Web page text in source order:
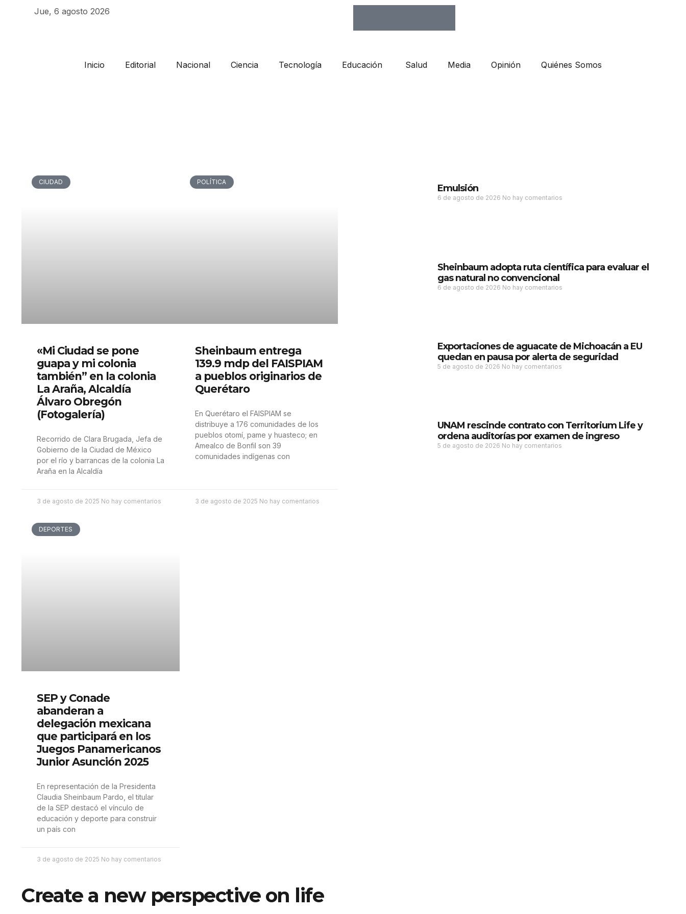
Jue, 6 agosto 2026
Inicio Editorial Nacional Ciencia Tecnología Educación Salud Media Opinión Quiénes Somos
CIUDAD
«Mi Ciudad se pone
guapa y mi colonia
también” en la colonia
La Araña, Alcaldía
Álvaro Obregón
(Fotogalería)
Recorrido de Clara Brugada, Jefa de
Gobierno de la Ciudad de México
por el río y barrancas de la colonia La
Araña en la Alcaldía
3 de agosto de 2025 No hay comentarios
POLÍTICA
Sheinbaum entrega
139.9 mdp del FAISPIAM
a pueblos originarios de
Querétaro
En Querétaro el FAISPIAM se
distribuye a 176 comunidades de los
pueblos otomí, pame y huasteco; en
Amealco de Bonfil son 39
comunidades indígenas con
3 de agosto de 2025 No hay comentarios
DEPORTES
SEP y Conade
abanderan a
delegación mexicana
que participará en los
Juegos Panamericanos
Junior Asunción 2025
En representación de la Presidenta
Claudia Sheinbaum Pardo, el titular
de la SEP destacó el vínculo de
educación y deporte para construir
un país con
3 de agosto de 2025 No hay comentarios
Emulsión
6 de agosto de 2026 No hay comentarios
Sheinbaum adopta ruta científica para evaluar el
gas natural no convencional
6 de agosto de 2026 No hay comentarios
Exportaciones de aguacate de Michoacán a EU
quedan en pausa por alerta de seguridad
5 de agosto de 2026 No hay comentarios
UNAM rescinde contrato con Territorium Life y
ordena auditorías por examen de ingreso
5 de agosto de 2026 No hay comentarios
Create a new perspective on life